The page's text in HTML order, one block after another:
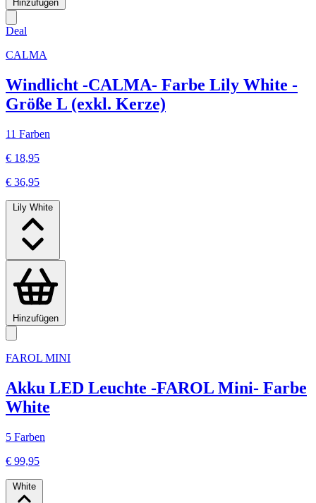
Hinzufügen
Deal
CALMA
Windlicht -CALMA- Farbe Lily White -
Größe L (exkl. Kerze)
11 Farben
€ 18,95
€ 36,95
Lily White
Hinzufügen
FAROL MINI
Akku LED Leuchte -FAROL Mini- Farbe
White
5 Farben
€ 99,95
White